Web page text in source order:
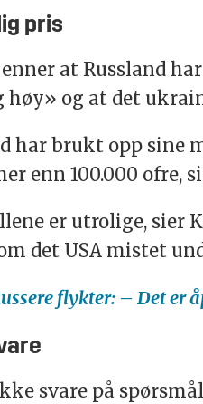
pris
at Russland
høy» og at det
har brukt opp sine
enn 100.000 ofre,
er utrolige, sier
det USA mistet
flykter: – Det er
svare på